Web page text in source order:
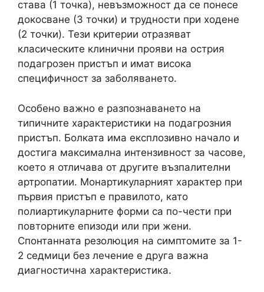
става (1 точка), невъзможност да се понесе
докосване (3 точки) и трудности при ходене
(2 точки). Тези критерии отразяват
класическите клинични прояви на острия
подагрозен пристъп и имат висока
специфичност за заболяването.
Особено важно е разпознаването на
типичните характеристики на подагрозния
пристъп. Болката има експлозивно начало и
достига максимална интензивност за часове,
което я отличава от другите възпалителни
артропатии. Монартикуларният характер при
първия пристъп е правилото, като
полиартикуларните форми са по-чести при
повторните епизоди или при жени.
Спонтанната резолюция на симптомите за 1-
2 седмици без лечение е друга важна
диагностична характеристика.